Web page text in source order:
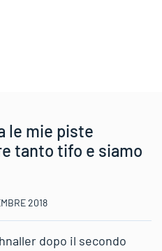
le mie piste
tanto tifo e siamo
2018
dopo il secondo